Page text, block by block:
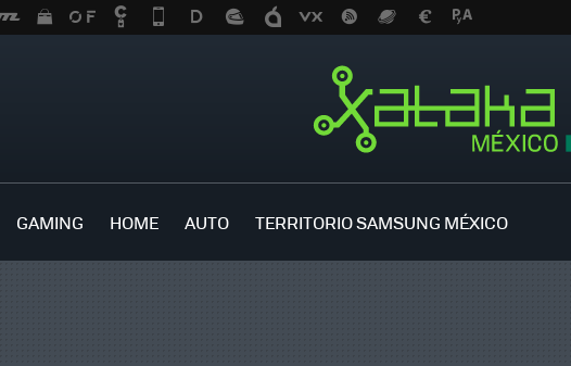
GAMING HOME AUTO TERRITORIO SAMSUNG MÉXICO